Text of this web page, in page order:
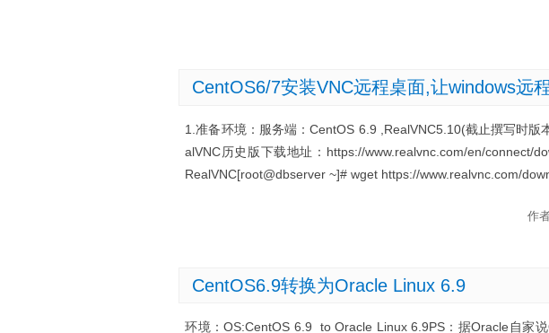
CentOS6/7安装VNC远程桌面,让windows远
1.准备环境：服务端：CentOS 6.9 ,RealVNC5.10(截止撰写时
alVNC历史版下载地址：https://www.realvnc.com/en/connect/
RealVNC[root@dbserver ~]# wget https://www.realvnc.com/
作
CentOS6.9转换为Oracle Linux 6.9
环境：OS:CentOS 6.9 to Oracle Linux 6.9PS：据Oracle自家